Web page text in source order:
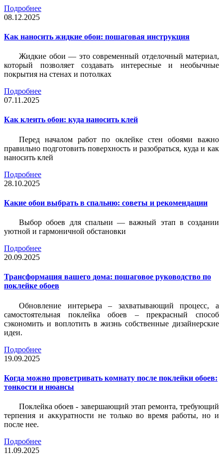
Подробнее
08.12.2025
Как наносить жидкие обои: пошаговая инструкция
Жидкие обои — это современный отделочный материал,
который позволяет создавать интересные и необычные
покрытия на стенах и потолках
Подробнее
07.11.2025
Как клеить обои: куда наносить клей
Перед началом работ по оклейке стен обоями важно
правильно подготовить поверхность и разобраться, куда и как
наносить клей
Подробнее
28.10.2025
Какие обои выбрать в спальню: советы и рекомендации
Выбор обоев для спальни — важный этап в создании
уютной и гармоничной обстановки
Подробнее
20.09.2025
Трансформация вашего дома: пошаговое руководство по
поклейке обоев
Обновление интерьера – захватывающий процесс, а
самостоятельная поклейка обоев – прекрасный способ
сэкономить и воплотить в жизнь собственные дизайнерские
идеи.
Подробнее
19.09.2025
Когда можно проветривать комнату после поклейки обоев:
тонкости и нюансы
Поклейка обоев - завершающий этап ремонта, требующий
терпения и аккуратности не только во время работы, но и
после нее.
Подробнее
11.09.2025